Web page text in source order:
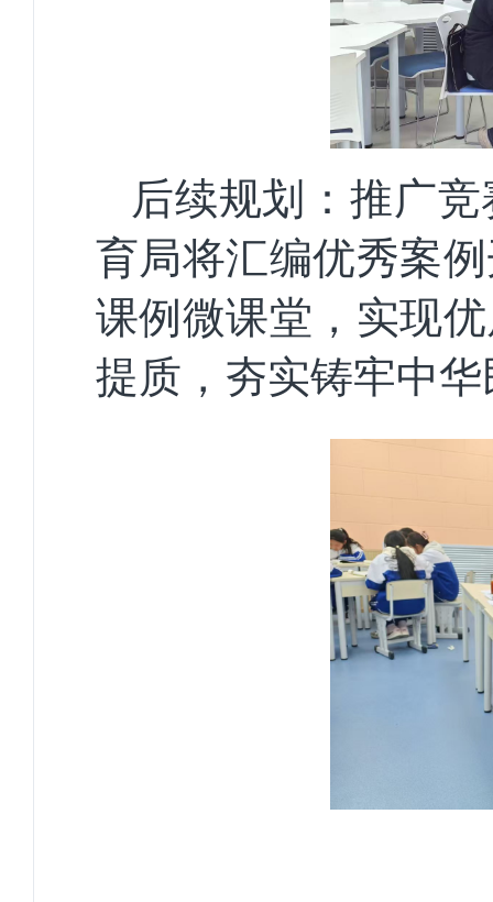
后续规划：推广
育局将汇编优秀案
课例微课堂，实现
提质，夯实铸牢中